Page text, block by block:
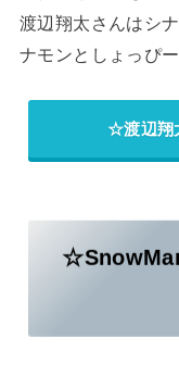
渡辺翔太さんはシ
ナモンとしょっぴ
☆渡辺翔